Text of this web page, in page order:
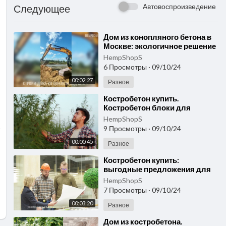
Следующее Автовоспроизведение
00:02:27
⁣Дом из конопляного бетона в
Москве: экологичное решение
для городского жилья,
магазин конопли.
HempShopS
6 Просмотры · 09/10/24
Разное
00:00:45
⁣Костробетон купить.
Костробетон блоки для
строительства: где купить в
Москве
HempShopS
9 Просмотры · 09/10/24
Разное
00:03:20
⁣Костробетон купить:
выгодные предложения для
строительства экологичного
дома
HempShopS
7 Просмотры · 09/10/24
Разное
⁣Дом из костробетона.